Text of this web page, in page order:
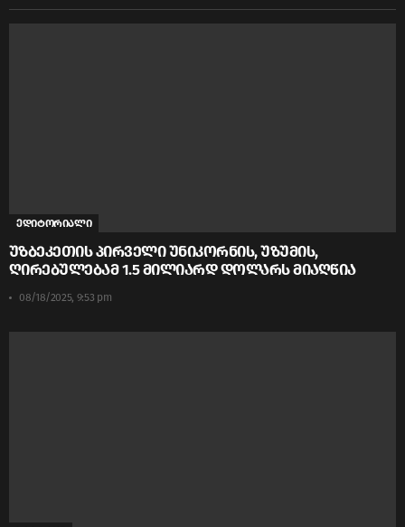
ედიტორიალი
უზბეკეთის პირველი უნიკორნის, უზუმის,
ღირებულებამ 1.5 მილიარდ დოლარს მიაღწია
08/18/2025, 9:53 pm